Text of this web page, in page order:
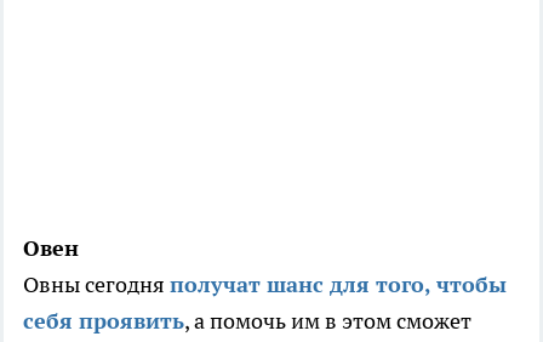
Овен
Овны сегодня получат шанс для того, чтобы
себя проявить, а помочь им в этом сможет